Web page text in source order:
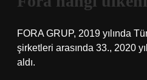
FORA GRUP, 2019 yılında
şirketleri arasında 33., 2020
aldı.